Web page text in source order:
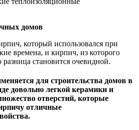
домов
который использовался при
времена, и кирпич, из которого
разница становится очевидной.
для строительства домов в
довольно легкой керамики и
отверстий, которые
отличные